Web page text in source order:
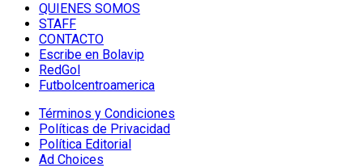
QUIENES SOMOS
STAFF
CONTACTO
Escribe en Bolavip
RedGol
Futbolcentroamerica
Términos y Condiciones
Políticas de Privacidad
Política Editorial
Ad Choices